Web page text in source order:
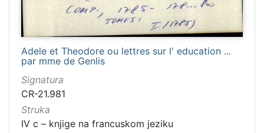
Adele et Theodore ou lettres sur l' education ...
par mme de Genlis
Signatura
CR-21.981
Struka
IV c – knjige na francuskom jeziku